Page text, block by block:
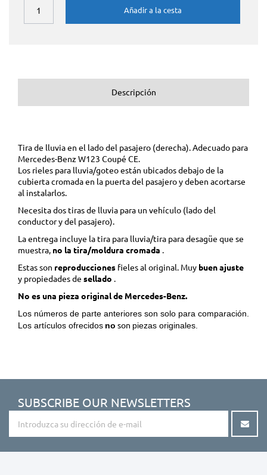
Añadir a la cesta
Descripción
Tira de lluvia en el lado del pasajero (derecha). Adecuado para
Mercedes-Benz W123 Coupé CE.
Los rieles para lluvia/goteo están ubicados debajo de la
cubierta cromada en la puerta del pasajero y deben acortarse
al instalarlos.
Necesita dos tiras de lluvia para un vehículo (lado del
conductor y del pasajero).
La entrega incluye la tira para lluvia/tira para desagüe que se
muestra, no la tira/moldura cromada .
Estas son reproducciones fieles al original. Muy buen ajuste
y propiedades de sellado .
No es una pieza original de Mercedes-Benz.
Los números de parte anteriores son solo para comparación.
Los artículos ofrecidos no son piezas originales.
SUBSCRIBE OUR NEWSLETTERS